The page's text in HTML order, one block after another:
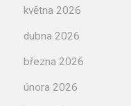
května 2026
dubna 2026
března 2026
února 2026